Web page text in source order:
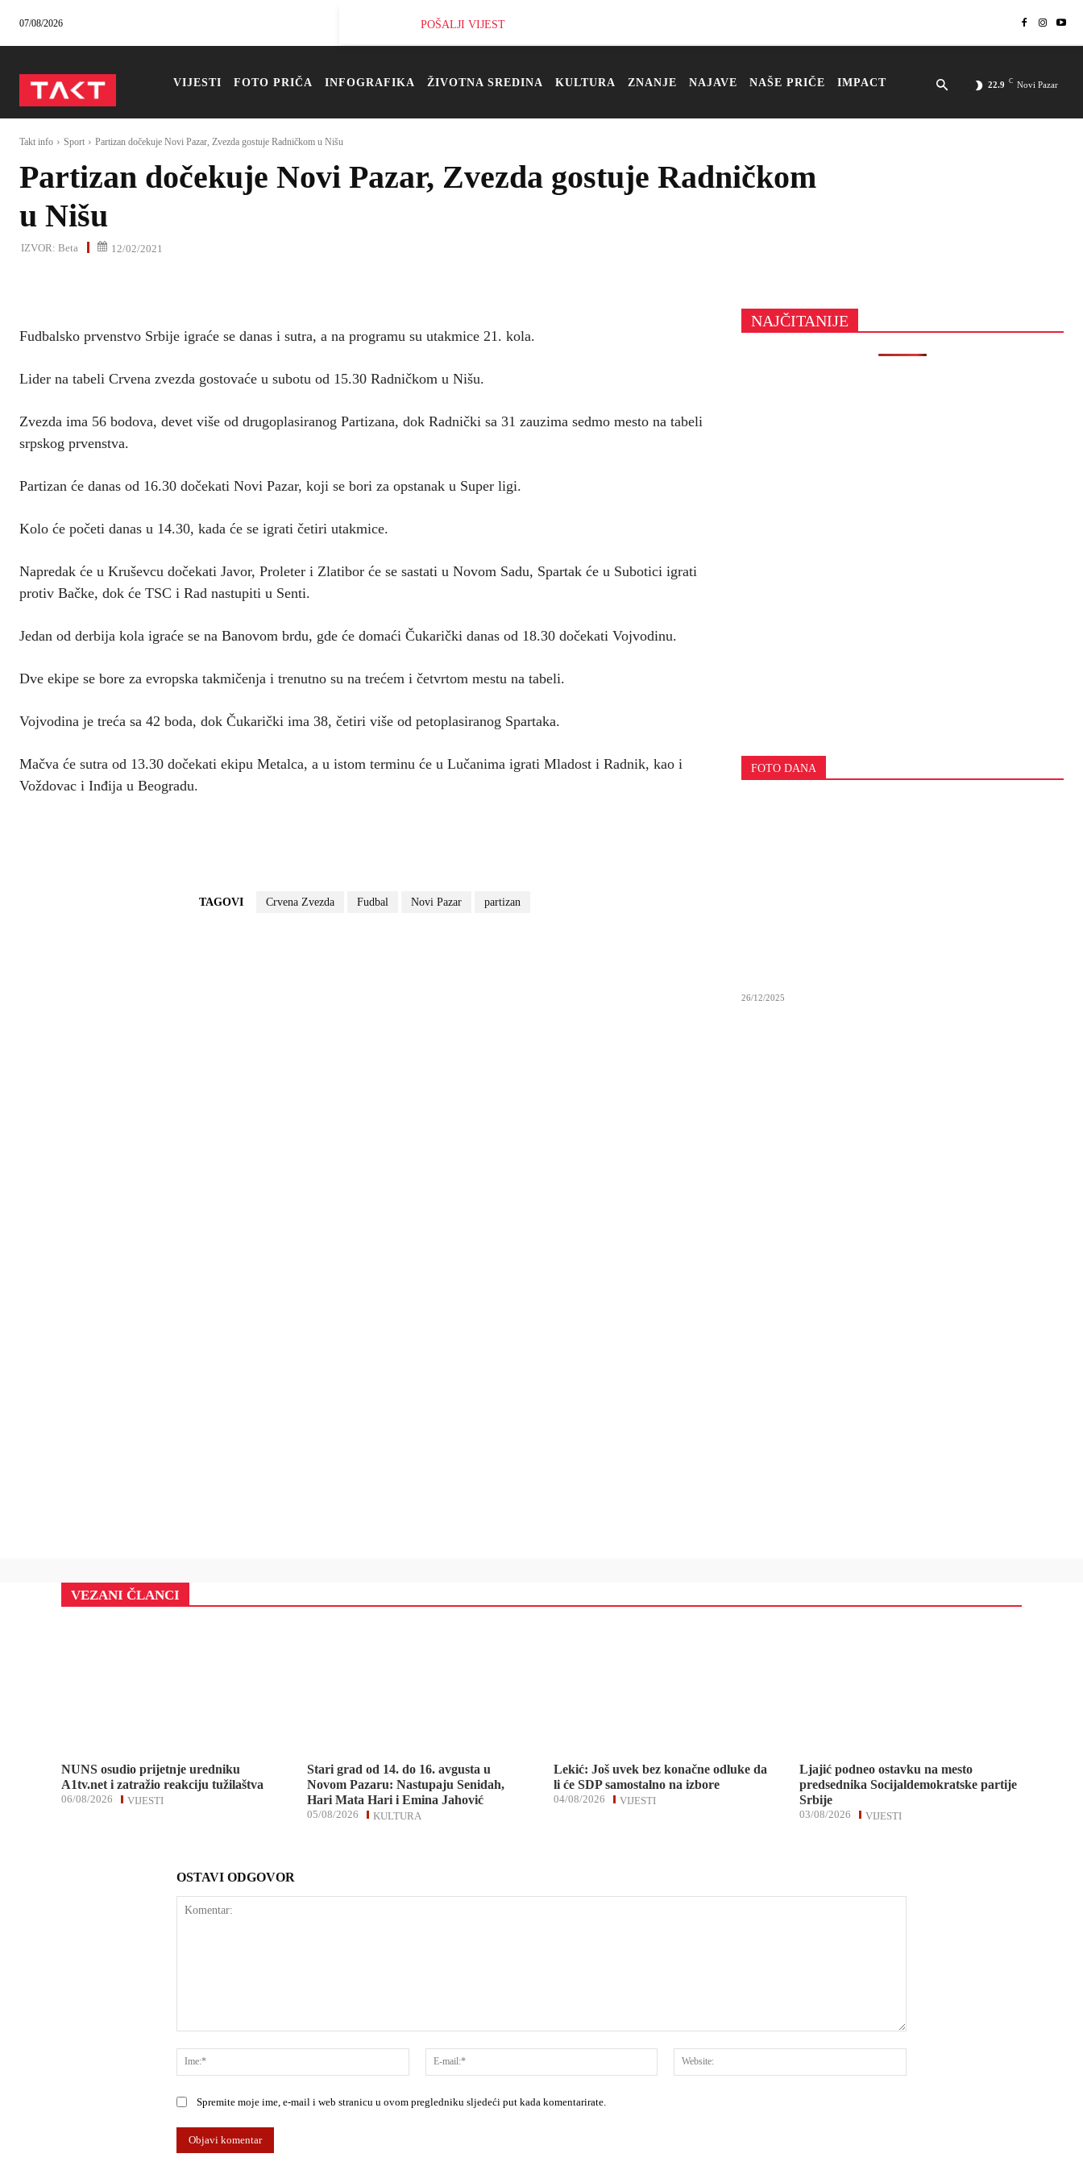
07/08/2026 POŠALJI VIJEST
VIJESTI FOTO PRIČA INFOGRAFIKA ŽIVOTNA SREDINA KULTURA ZNANJE NAJAVE NAŠE PRIČE IMPACT 22.9 C Novi Pazar
Takt info Sport Partizan dočekuje Novi Pazar, Zvezda gostuje Radničkom u Nišu
Partizan dočekuje Novi Pazar, Zvezda gostuje Radničkom
u Nišu
IZVOR: Beta 12/02/2021
Fudbalsko prvenstvo Srbije igraće se danas i sutra, a na programu su utakmice 21. kola.
Lider na tabeli Crvena zvezda gostovaće u subotu od 15.30 Radničkom u Nišu.
Zvezda ima 56 bodova, devet više od drugoplasiranog Partizana, dok Radnički sa 31 zauzima sedmo mesto na tabeli
srpskog prvenstva.
Partizan će danas od 16.30 dočekati Novi Pazar, koji se bori za opstanak u Super ligi.
Kolo će početi danas u 14.30, kada će se igrati četiri utakmice.
Napredak će u Kruševcu dočekati Javor, Proleter i Zlatibor će se sastati u Novom Sadu, Spartak će u Subotici igrati
protiv Bačke, dok će TSC i Rad nastupiti u Senti.
Jedan od derbija kola igraće se na Banovom brdu, gde će domaći Čukarički danas od 18.30 dočekati Vojvodinu.
Dve ekipe se bore za evropska takmičenja i trenutno su na trećem i četvrtom mestu na tabeli.
Vojvodina je treća sa 42 boda, dok Čukarički ima 38, četiri više od petoplasiranog Spartaka.
Mačva će sutra od 13.30 dočekati ekipu Metalca, a u istom terminu će u Lučanima igrati Mladost i Radnik, kao i
Voždovac i Inđija u Beogradu.
TAGOVI Crvena Zvezda Fudbal Novi Pazar partizan
NAJČITANIJE
FOTO DANA
26/12/2025
VEZANI ČLANCI
NUNS osudio prijetnje uredniku
A1tv.net i zatražio reakciju tužilaštva
VIJESTI
06/08/2026
Stari grad od 14. do 16. avgusta u
Novom Pazaru: Nastupaju Senidah,
Hari Mata Hari i Emina Jahović
KULTURA
05/08/2026
Lekić: Još uvek bez konačne odluke da
li će SDP samostalno na izbore
VIJESTI
04/08/2026
Ljajić podneo ostavku na mesto
predsednika Socijaldemokratske partije
Srbije
VIJESTI
03/08/2026
OSTAVI ODGOVOR
Ime:*
mail:*
Spremite moje ime, e-mail i web stranicu u ovom pregledniku sljedeći put kada komentarirate.